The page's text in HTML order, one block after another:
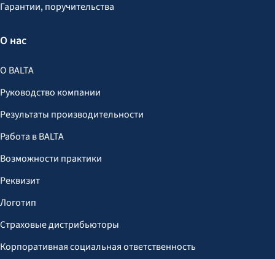
Гарантии, поручительства
О нас
О BALTA
Руководство компании
Результаты производительности
Работа в BALTA
Возможности практики
Реквизит
Логотип
Страховые дистрибьюторы
Корпоративная социальная ответственность